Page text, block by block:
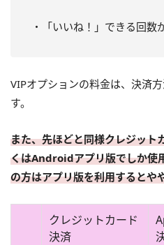
・「いいね！」できる回数
VIPオプションの料金は、決済
す。
また、先ほどと同様クレジット
くはAndroidアプリ版でしか使
の方はアプリ版を利用するとや
クレジットカード
決済